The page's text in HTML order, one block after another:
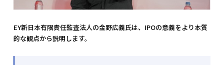
EY新日本有限責任監査法人の金野広義氏は、IPOの意義をより本質
的な観点から説明します。